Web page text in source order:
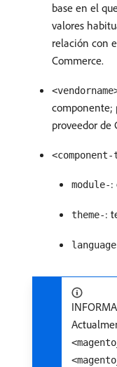
base en el
valores
relación con
Commerce.
componente;
proveedor de
module-:
theme-: